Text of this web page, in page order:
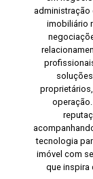
administração
imobiliário
tecnologia
imóvel com
que inspira